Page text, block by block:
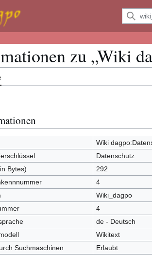
zu „Wiki
Wiki
Datenschutz
Bytes)
292
4
Wiki_dagpo
4
de - Deutsch
Wikitext
Suchmaschinen
Erlaubt